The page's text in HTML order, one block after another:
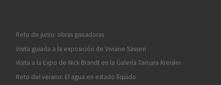
Reto de junio: obras ganadoras
Visita guiada a la exposición de Viviane Sassen
Visita a la Expo de Nick Brandt en la Galería Tamara Kreisler
Reto del verano: El agua en estado líquido